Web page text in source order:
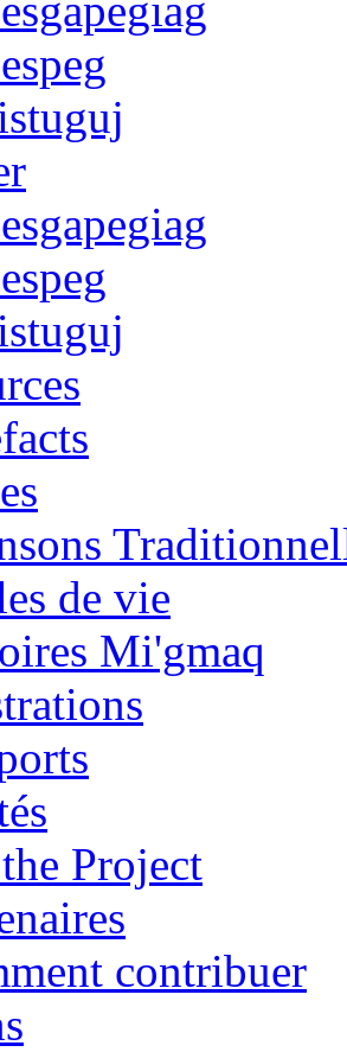
de vie
Mi'gmaq
Project
contribuer